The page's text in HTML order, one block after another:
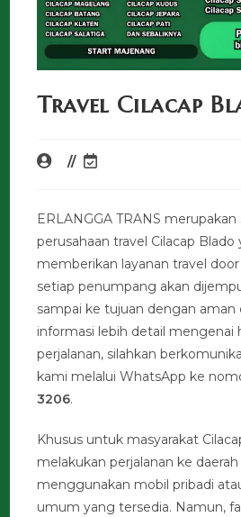
Travel Cilacap
ERLANGGA TRANS merupakan
perusahaan travel Cilacap Blado
memberikan layanan travel
setiap penumpang akan
sampai ke tujuan dengan
informasi lebih detail mengenai
perjalanan, silahkan
kami melalui WhatsApp ke
3206.
Khusus untuk masyarakat
melakukan perjalanan ke daerah
menggunakan mobil pribadi
umum yang tersedia. Namun,